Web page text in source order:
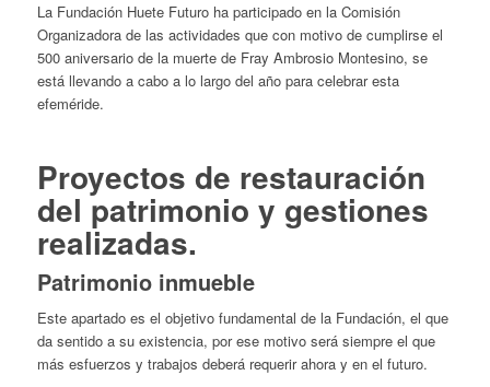
La Fundación Huete Futuro ha participado en la Comisión
Organizadora de las actividades que con motivo de cumplirse el
500 aniversario de la muerte de Fray Ambrosio Montesino, se
está llevando a cabo a lo largo del año para celebrar esta
efeméride.
Proyectos de restauración
del patrimonio y gestiones
realizadas.
Patrimonio inmueble
Este apartado es el objetivo fundamental de la Fundación, el que
da sentido a su existencia, por ese motivo será siempre el que
más esfuerzos y trabajos deberá requerir ahora y en el futuro.